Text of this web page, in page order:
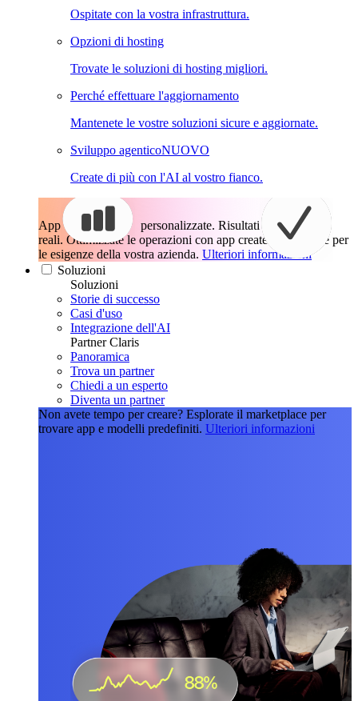
Ospitate con la vostra infrastruttura.
Opzioni di hosting
Trovate le soluzioni di hosting migliori.
Perché effettuare l'aggiornamento
Mantenete le vostre soluzioni sicure e aggiornate.
Sviluppo agenticoNUOVO
Create di più con l'AI al vostro fianco.
App
personalizzate. Risultati
reali. Ottimizzate le operazioni con app create esattamente per
le esigenze della vostra azienda. Ulteriori informazioni
Soluzioni
Soluzioni
Storie di successo
Casi d'uso
Integrazione dell'AI
Partner Claris
Panoramica
Trova un partner
Chiedi a un esperto
Diventa un partner
Non avete tempo per creare? Esplorate il marketplace per
trovare app e modelli predefiniti. Ulteriori informazioni